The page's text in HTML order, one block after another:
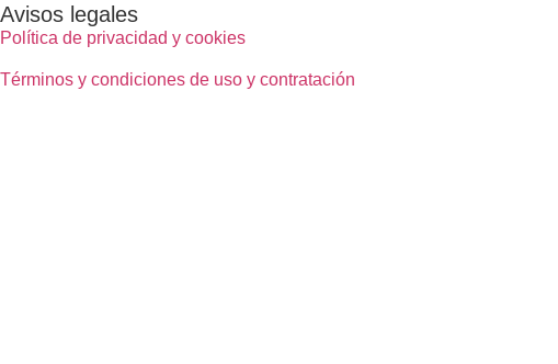
Avisos legales
Política de privacidad y cookies
Términos y condiciones de uso y contratación